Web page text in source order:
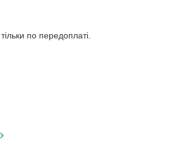
по передоплаті.